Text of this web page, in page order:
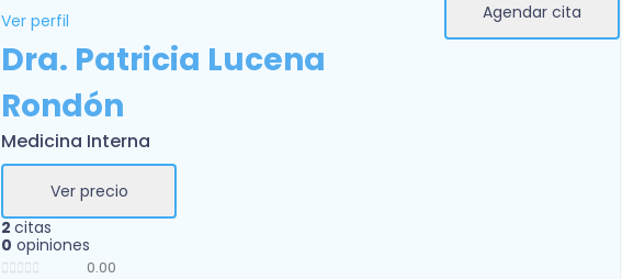
Ver perfil
Dra. Patricia Lucena
Rondón
Medicina Interna
Ver precio
2 citas
0 opiniones
0.00
Agendar cita